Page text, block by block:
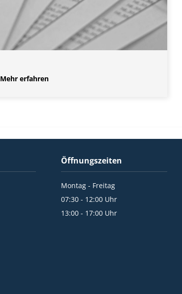
Mehr erfahren
Öffnungszeiten
Montag - Freitag
07:30 - 12:00 Uhr
13:00 - 17:00 Uhr